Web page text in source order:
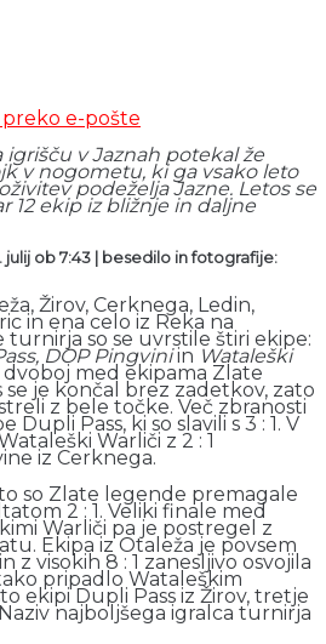
preko e-pošte
igrišču v Jaznah potekal že
v nogometu, ki ga vsako leto
podeželja Jazne. Letos se
12 ekip iz bližnje in daljne
ob 7:43 | besedilo in fotografije:
Žirov, Cerknega, Ledin,
in ena celo iz Reka na
turnirja so se uvrstile štiri ekipe:
DOP Pingviniin Wataleški
med ekipama Zlate
se je končal brez zadetkov, zato
z bele točke. Več zbranosti
Dupli Pass, ki so slavili s 3 : 1. V
Warliči z 2 : 1
iz Cerknega.
so Zlate legende premagale
2 : 1. Veliki finale med
Warliči pa je postregel z
Ekipa iz Otaleža je povsem
z visokih 8 : 1 zanesljivo osvojila
pripadlo Wataleškim
ekipi Dupli Pass iz Žirov, tretje
najboljšega igralca turnirja